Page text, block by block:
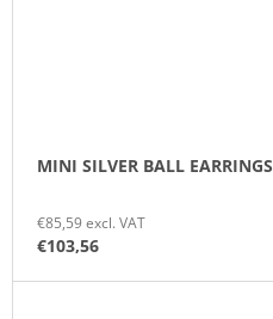
MINI SILVER BALL EARRINGS
€85,59 excl. VAT
€103,56